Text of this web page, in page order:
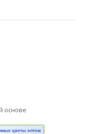
основе
цветы оптом